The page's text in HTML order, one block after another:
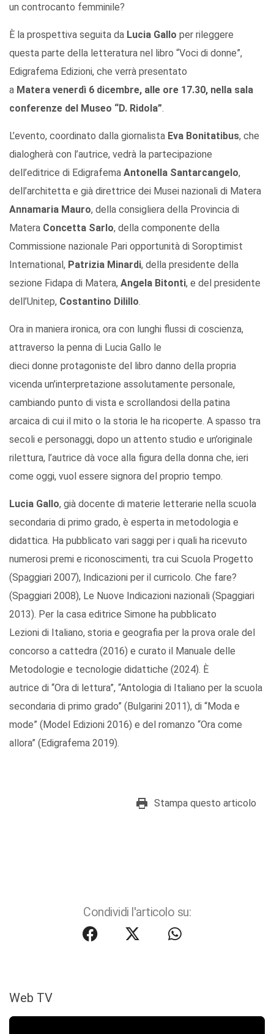
un controcanto femminile?
È la prospettiva seguita da Lucia Gallo per rileggere
questa parte della letteratura nel libro “Voci di donne”,
Edigrafema Edizioni, che verrà presentato
a Matera venerdì 6 dicembre, alle ore 17.30, nella sala
conferenze del Museo “D. Ridola”.
L’evento, coordinato dalla giornalista Eva Bonitatibus, che
dialogherà con l’autrice, vedrà la partecipazione
dell’editrice di Edigrafema Antonella Santarcangelo,
dell’architetta e già direttrice dei Musei nazionali di Matera
Annamaria Mauro, della consigliera della Provincia di
Matera Concetta Sarlo, della componente della
Commissione nazionale Pari opportunità di Soroptimist
International, Patrizia Minardi, della presidente della
sezione Fidapa di Matera, Angela Bitonti, e del presidente
dell’Unitep, Costantino Dilillo.
Ora in maniera ironica, ora con lunghi flussi di coscienza,
attraverso la penna di Lucia Gallo le
dieci donne protagoniste del libro danno della propria
vicenda un’interpretazione assolutamente personale,
cambiando punto di vista e scrollandosi della patina
arcaica di cui il mito o la storia le ha ricoperte. A spasso tra
secoli e personaggi, dopo un attento studio e un’originale
rilettura, l’autrice dà voce alla figura della donna che, ieri
come oggi, vuol essere signora del proprio tempo.
Lucia Gallo, già docente di materie letterarie nella scuola
secondaria di primo grado, è esperta in metodologia e
didattica. Ha pubblicato vari saggi per i quali ha ricevuto
numerosi premi e riconoscimenti, tra cui Scuola Progetto
(Spaggiari 2007), Indicazioni per il curricolo. Che fare?
(Spaggiari 2008), Le Nuove Indicazioni nazionali (Spaggiari
2013). Per la casa editrice Simone ha pubblicato
Lezioni di Italiano, storia e geografia per la prova orale del
concorso a cattedra (2016) e curato il Manuale delle
Metodologie e tecnologie didattiche (2024). È
autrice di “Ora di lettura”, “Antologia di Italiano per la scuola
secondaria di primo grado” (Bulgarini 2011), di “Moda e
mode” (Model Edizioni 2016) e del romanzo “Ora come
allora” (Edigrafema 2019).
Stampa questo articolo
Condividi l'articolo su:
Web TV